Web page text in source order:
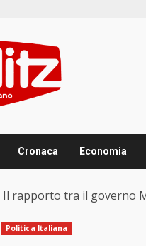
Cronaca Economia
Il rapporto tra il governo
Politica Italiana